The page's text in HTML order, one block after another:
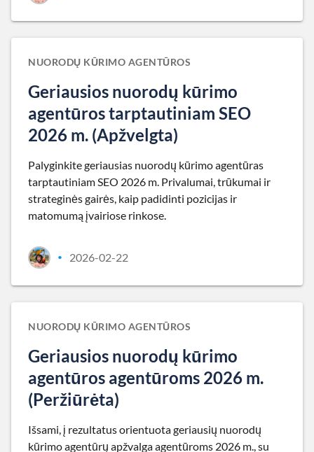
NUORODŲ KŪRIMO AGENTŪROS
Geriausios nuorodų kūrimo
agentūros tarptautiniam SEO
2026 m. (Apžvelgta)
Palyginkite geriausias nuorodų kūrimo agentūras
tarptautiniam SEO 2026 m. Privalumai, trūkumai ir
strateginės gairės, kaip padidinti pozicijas ir
matomumą įvairiose rinkose.
• 2026-02-22
NUORODŲ KŪRIMO AGENTŪROS
Geriausios nuorodų kūrimo
agentūros agentūroms 2026 m.
(Peržiūrėta)
Išsami, į rezultatus orientuota geriausių nuorodų
kūrimo agentūrų apžvalga agentūroms 2026 m., su